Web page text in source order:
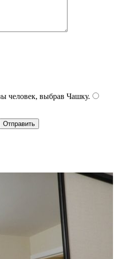
человек, выбрав Чашку.